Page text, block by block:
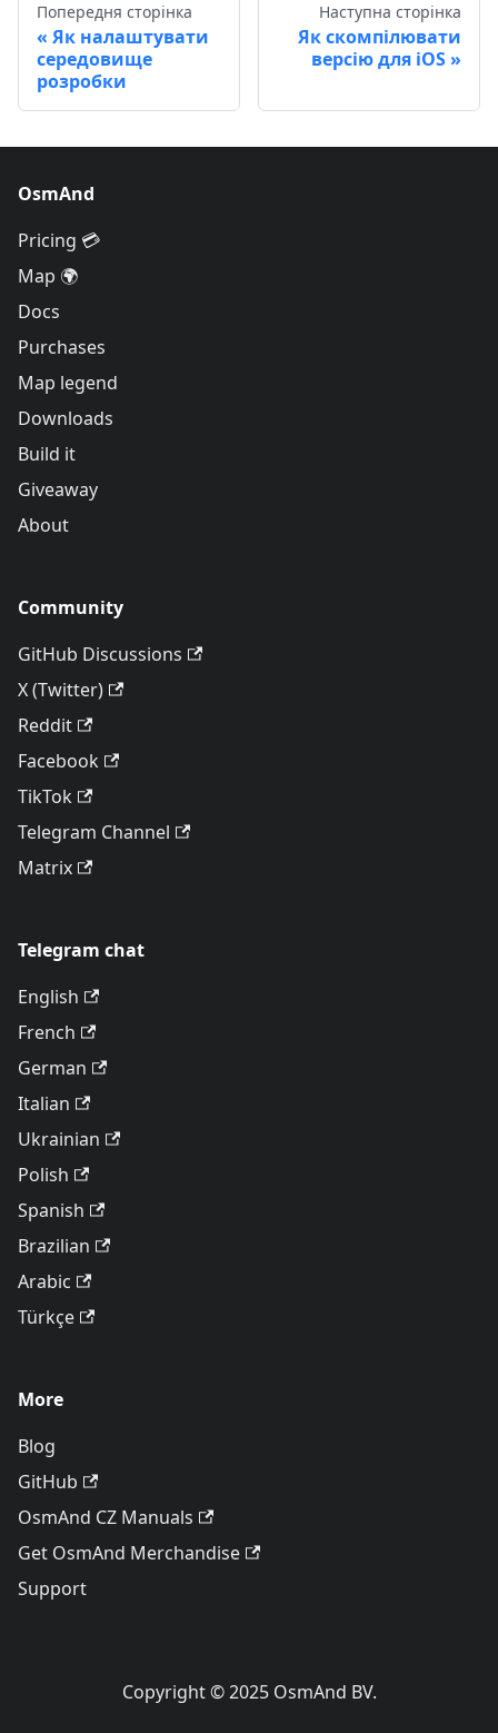
Попередня сторінка
Як налаштувати
середовище
розробки
Наступна сторінка
Як скомпілювати
версію для iOS
OsmAnd
Pricing 💳
Map 🌍
Docs
Purchases
Map legend
Downloads
Build it
Giveaway
About
Community
GitHub Discussions
X (Twitter)
Reddit
Facebook
TikTok
Telegram Channel
Matrix
Telegram chat
English
French
German
Italian
Ukrainian
Polish
Spanish
Brazilian
Arabic
Türkçe
More
Blog
GitHub
OsmAnd CZ Manuals
Get OsmAnd Merchandise
Support
Copyright © 2025 OsmAnd BV.